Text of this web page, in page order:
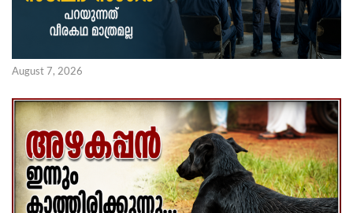
August 7, 2026